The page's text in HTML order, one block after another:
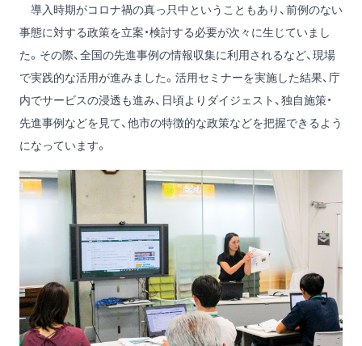
導入時期がコロナ禍の真っ只中ということもあり、前例のない
事態に対する政策を立案・検討する必要が次々に生じていまし
た。その際、全国の先進事例の情報収集に利用されるなど、現場
で実践的な活用が進みました。活用セミナーを実施した結果、庁
内でサービスの浸透も進み、日頃よりダイジェスト、独自施策・
先進事例などを見て、他市の特徴的な政策などを把握できるよう
になっています。